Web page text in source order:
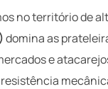
no território de
domina as
e